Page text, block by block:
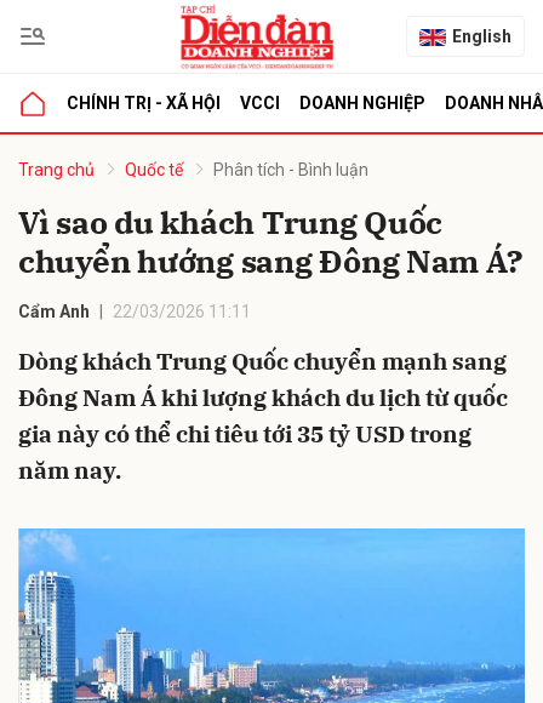
English
CHÍNH TRỊ - XÃ HỘI VCCI DOANH NGHIỆP DOANH
Trang chủ Quốc tế Phân tích - Bình luận
Vì sao du khách Trung Quốc
chuyển hướng sang Đông Nam Á?
Cẩm Anh 22/03/2026 11:11
Dòng khách Trung Quốc chuyển mạnh sang
Đông Nam Á khi lượng khách du lịch từ quốc
gia này có thể chi tiêu tới 35 tỷ USD trong
năm nay.
luận
Hủy